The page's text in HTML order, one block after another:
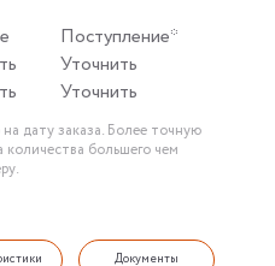
Поступление*
Уточнить
Уточнить
дату заказа. Более точную
большего чем
Документы